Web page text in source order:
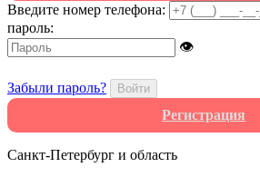
Введите номер телефона:
пароль:
👁
Забыли пароль? Войти
Регистрация
Санкт-Петербург и область